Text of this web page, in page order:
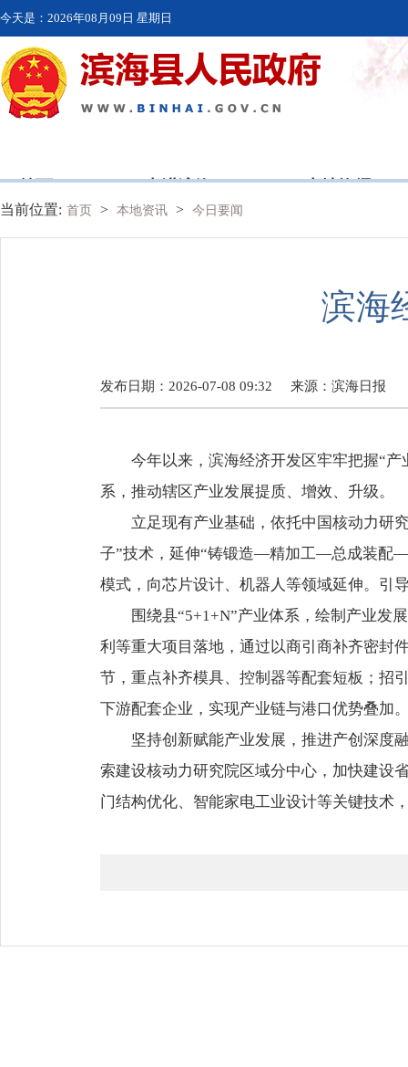
今天是： 2026年08月09日 星期日
首页 走进滨海 本地资讯
当前位置: 首页 > 本地资讯 > 今日要闻
滨海
发布日期：2026-07-08 09:32 来源： 滨海日报
今年以来，滨海经济开发区牢牢把握“
系，推动辖区产业发展提质、增效、升级。
立足现有产业基础，依托中国核动力研
子”技术，延伸“铸锻造—精加工—总成装配—
模式，向芯片设计、机器人等领域延伸。引
围绕县“5+1+N”产业体系，绘制产业发
利等重大项目落地，通过以商引商补齐密封
节，重点补齐模具、控制器等配套短板；招
下游配套企业，实现产业链与港口优势叠加
坚持创新赋能产业发展，推进产创深度
索建设核动力研究院区域分中心，加快建设
门结构优化、智能家电工业设计等关键技术